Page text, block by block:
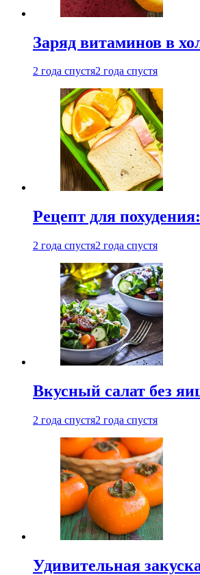
Заряд витаминов в
2 года спустя2 года спустя
Рецепт для
2 года спустя2 года спустя
Вкусный салат без
2 года спустя2 года спустя
Удивительная